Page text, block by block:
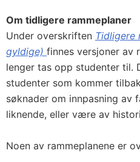
Om tidligere rammeplaner
Under overskriften Tidligere
gyldige) finnes versjoner av
lenger tas opp studenter til.
studenter som kommer
søknader om innpasning av
liknende, eller være av
Noen av rammeplanene er